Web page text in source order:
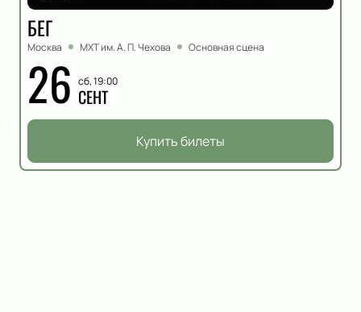
БЕГ
Москва МХТ им. А. П. Чехова Основная сцена
26 сб, 19:00
СЕНТ
Купить билеты